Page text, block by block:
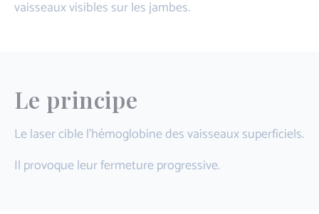
vaisseaux visibles sur les jambes.
Le principe
Le laser cible l'hémoglobine des vaisseaux superficiels.
Il provoque leur fermeture progressive.